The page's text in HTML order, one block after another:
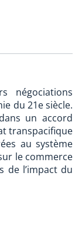
négociations
du 21e siècle.
un accord
transpacifique
au système
le commerce
de l’impact du